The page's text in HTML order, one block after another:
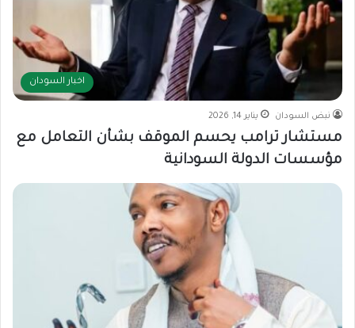
اخبار السودان
نبض السودان يناير 14, 2026
مستشار ترامب يحسم الموقف بشأن التعامل مع
مؤسسات الدولة السودانية